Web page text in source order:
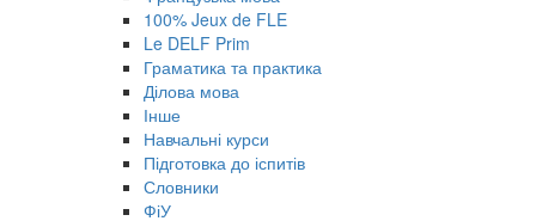
100% Jeux de FLE
Le DELF Prim
Граматика та практика
Ділова мова
Інше
Навчальні курси
Підготовка до іспитів
Словники
ФіУ